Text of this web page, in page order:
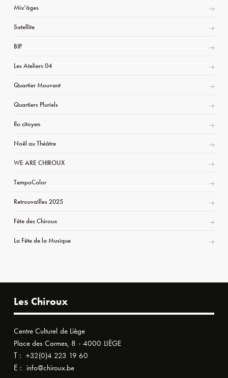
Mix’âges
Satellite
BIP
Les Ateliers 04
Quartier Mouvant
Quartiers Pluriels
Ilo citoyen
Noël au Théâtre
WE ARE CHIROUX
TempoColor
Retrouvailles 2025
Fête des Chiroux
La Fête de la Musique
Les Chiroux
Centre Culturel de Liège
Place des Carmes, 8 - 4000 LIÈGE
T : +32(0)4 223 19 60
E : info@chiroux.be